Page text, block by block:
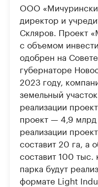
ООО
директор и
Скляров. Проект
с объемом
одобрен на
губернаторе
2023 году,
земельный
реализации
проект — 4,9
реализации
составит 20 га, а
составит 100
парка будут
формате Light